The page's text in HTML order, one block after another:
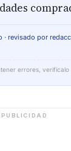
· revisado por
errores, verifícalo
PUBLICIDAD